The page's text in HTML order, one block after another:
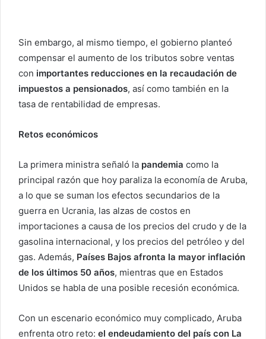
Sin embargo, al mismo tiempo, el gobierno planteó
compensar el aumento de los tributos sobre ventas
con importantes reducciones en la recaudación de
impuestos a pensionados, así como también en la
tasa de rentabilidad de empresas.
Retos económicos
La primera ministra señaló la pandemia como la
principal razón que hoy paraliza la economía de Aruba,
a lo que se suman los efectos secundarios de la
guerra en Ucrania, las alzas de costos en
importaciones a causa de los precios del crudo y de la
gasolina internacional, y los precios del petróleo y del
gas. Además, Países Bajos afronta la mayor inflación
de los últimos 50 años, mientras que en Estados
Unidos se habla de una posible recesión económica.
Con un escenario económico muy complicado, Aruba
enfrenta otro reto: el endeudamiento del país con La